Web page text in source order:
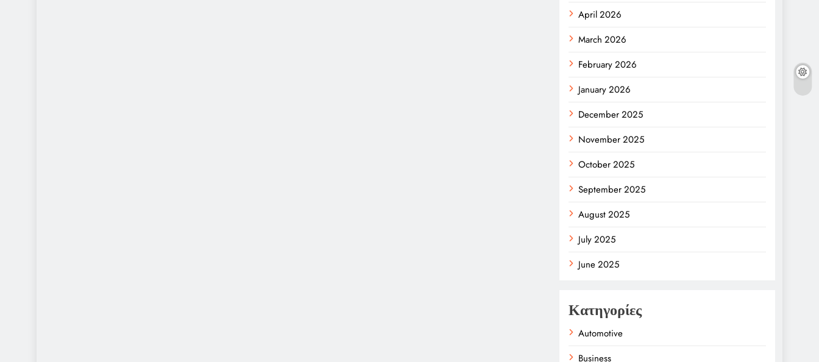
April 2026
March 2026
February 2026
January 2026
December 2025
November 2025
October 2025
September 2025
August 2025
July 2025
June 2025
Κατηγορίες
Automotive
Business